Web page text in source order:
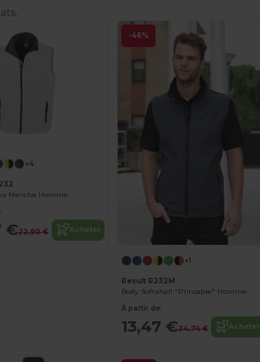
+4
Manche Homme
€22,90 € Acheter
-46%
+1
Result R232M
Body Softshell "Printable" Homme
À partir de:
13,47 €24,74 € Acheter